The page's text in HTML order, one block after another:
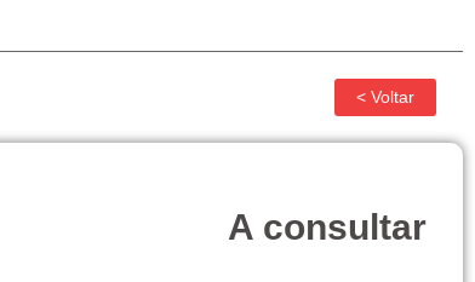
A consultar